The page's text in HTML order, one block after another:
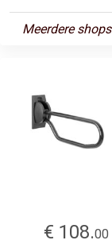
Meerdere shops
€ 108.00